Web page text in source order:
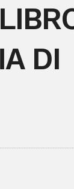
DI